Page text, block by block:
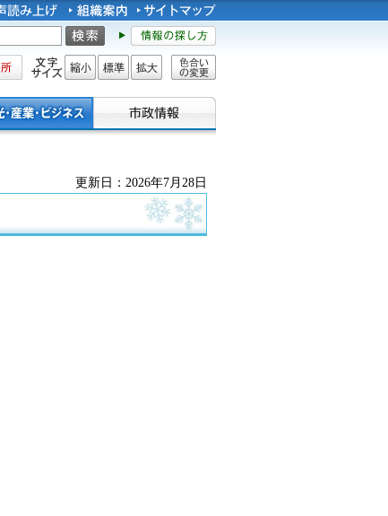
文字サイズ
縮小 標準 拡大
色合い
更新日：2026年7月28日